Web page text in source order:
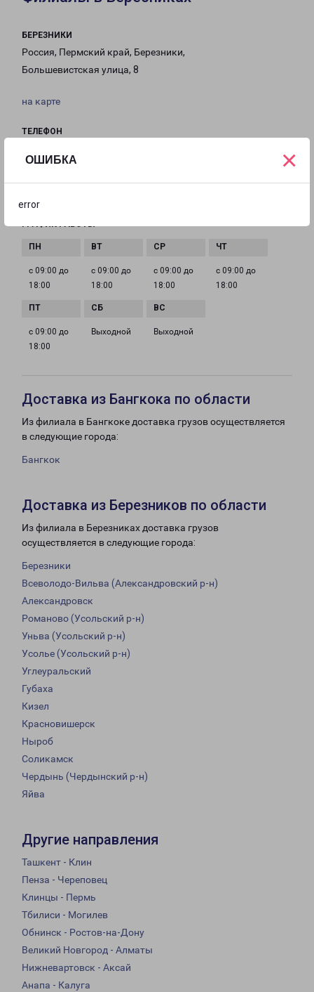
ОШИБКА
error
×
БЕРЕЗНИКИ
Россия, Пермский край, Березники,
Большевистская улица, 8
на карте
ТЕЛЕФОН
ГРАФИК РАБОТЫ
с 09:00 до
18:00
с 09:00 до
18:00
с 09:00 до
18:00
с 09:00 до
18:00
с 09:00 до
18:00
Выходной Выходной
Доставка из Бангкока по области
Из филиала в Бангкоке доставка грузов осуществляется
в следующие города:
Бангкок
Доставка из Березников по области
Из филиала в Березниках доставка грузов
осуществляется в следующие города:
Березники
Всеволодо-Вильва (Александровский р-н)
Александровск
Романово (Усольский р-н)
Уньва (Усольский р-н)
Усолье (Усольский р-н)
Углеуральский
Губаха
Кизел
Красновишерск
Ныроб
Соликамск
Чердынь (Чердынский р-н)
Яйва
Другие направления
Ташкент - Клин
Пенза - Череповец
Клинцы - Пермь
Тбилиси - Могилев
Обнинск - Ростов-на-Дону
Великий Новгород - Алматы
Нижневартовск - Аксай
Анапа - Калуга